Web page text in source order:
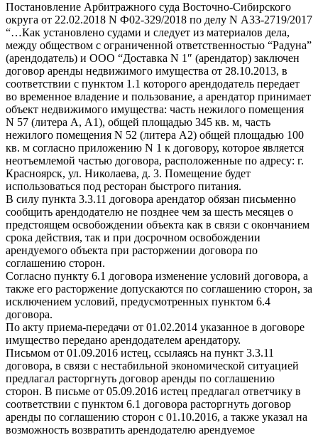
Постановление Арбитражного суда Восточно-Сибирского
округа от 22.02.2018 N Ф02-329/2018 по делу N А33-2719/2017
“…Как установлено судами и следует из материалов дела,
между обществом с ограниченной ответственностью “Радуна”
(арендодатель) и ООО “Доставка N 1″ (арендатор) заключен
договор аренды недвижимого имущества от 28.10.2013, в
соответствии с пунктом 1.1 которого арендодатель передает
во временное владение и пользование, а арендатор принимает
объект недвижимого имущества: часть нежилого помещения
N 57 (литера А, А1), общей площадью 345 кв. м, часть
нежилого помещения N 52 (литера А2) общей площадью 100
кв. м согласно приложению N 1 к договору, которое является
неотъемлемой частью договора, расположенные по адресу: г.
Красноярск, ул. Николаева, д. 3. Помещение будет
использоваться под ресторан быстрого питания.
В силу пункта 3.3.11 договора арендатор обязан письменно
сообщить арендодателю не позднее чем за шесть месяцев о
предстоящем освобождении объекта как в связи с окончанием
срока действия, так и при досрочном освобождении
арендуемого объекта при расторжении договора по
соглашению сторон.
Согласно пункту 6.1 договора изменение условий договора, а
также его расторжение допускаются по соглашению сторон, за
исключением условий, предусмотренных пунктом 6.4
договора.
По акту приема-передачи от 01.02.2014 указанное в договоре
имущество передано арендодателем арендатору.
Письмом от 01.09.2016 истец, ссылаясь на пункт 3.3.11
договора, в связи с нестабильной экономической ситуацией
предлагал расторгнуть договор аренды по соглашению
сторон. В письме от 05.09.2016 истец предлагал ответчику в
соответствии с пунктом 6.1 договора расторгнуть договор
аренды по соглашению сторон с 01.10.2016, а также указал на
возможность возвратить арендодателю арендуемое